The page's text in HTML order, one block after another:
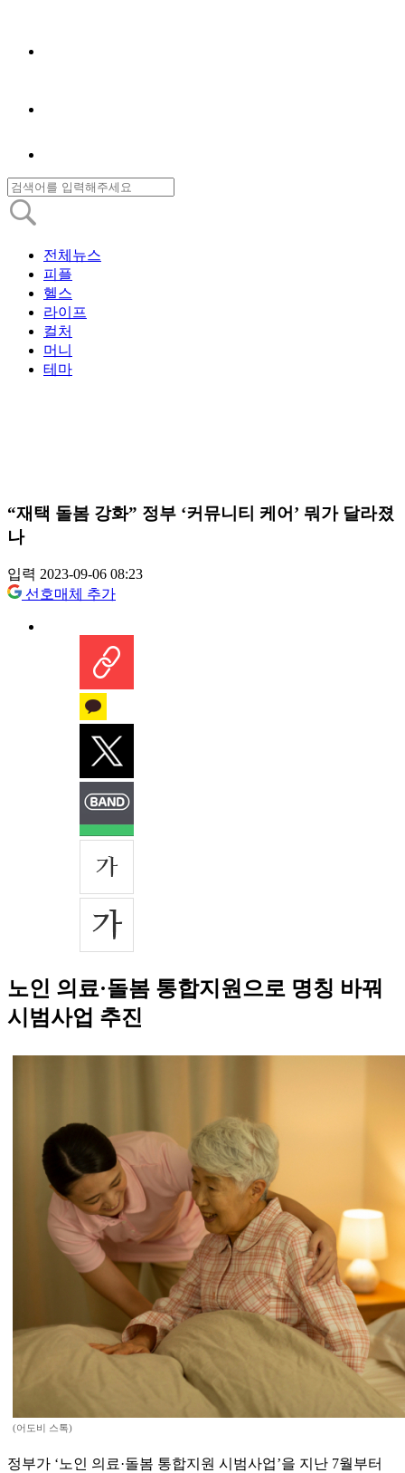
전체뉴스
피플
헬스
라이프
컬처
머니
테마
“재택 돌봄 강화” 정부 ‘커뮤니티 케어’ 뭐가 달라졌
나
입력 2023-09-06 08:23
선호매체 추가
노인 의료·돌봄 통합지원으로 명칭 바꿔
시범사업 추진
(어도비 스톡)
정부가 ‘노인 의료·돌봄 통합지원 시범사업’을 지난 7월부터